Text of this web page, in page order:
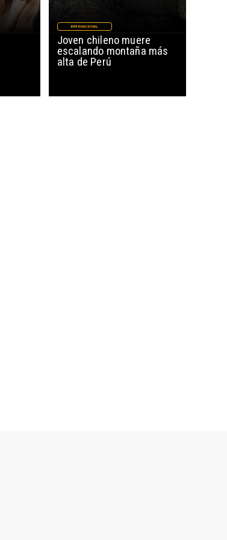
Joven chileno muere
escalando montaña más
alta de Perú
INTERNACIONAL